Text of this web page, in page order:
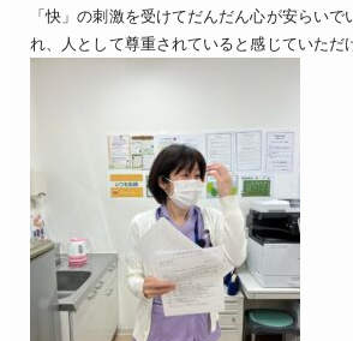
「快」の刺激を受けてだんだん心が安らいで
れ、人として尊重されていると感じていただ